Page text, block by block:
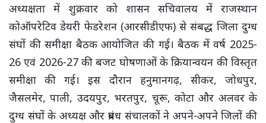
अध्यक्षता में शुक्रवार को शासन सचिवालय में राजस्थान
कोऑपरेटिव डेयरी फेडरेशन (आरसीडीएफ) से संबद्ध जिला दुग्ध
संघों की समीक्षा बैठक आयोजित की गई। बैठक में वर्ष 2025-
26 एवं 2026-27 की बजट घोषणाओं के क्रियान्वयन की विस्तृत
समीक्षा की गई। इस दौरान हनुमानगढ़, सीकर, जोधपुर,
जैसलमेर, पाली, उदयपुर, भरतपुर, चूरू, कोटा और अलवर के
दुग्ध संघों के अध्यक्ष और प्रबंध संचालकों ने अपने-अपने जिलों की